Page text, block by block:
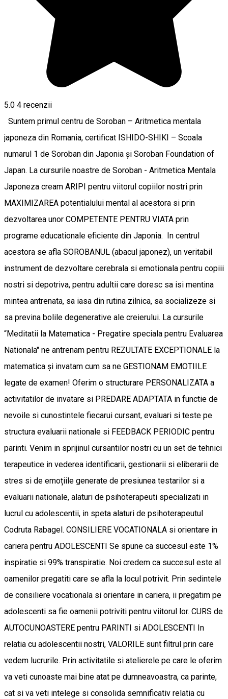
5.0 4 recenzii
Suntem primul centru de Soroban – Aritmetica mentala
japoneza din Romania, certificat ISHIDO-SHIKI – Scoala
numarul 1 de Soroban din Japonia și Soroban Foundation of
Japan. La cursurile noastre de Soroban - Aritmetica Mentala
Japoneza cream ARIPI pentru viitorul copiilor nostri prin
MAXIMIZAREA potentialului mental al acestora si prin
dezvoltarea unor COMPETENTE PENTRU VIATA prin
programe educationale eficiente din Japonia. In centrul
acestora se afla SOROBANUL (abacul japonez), un veritabil
instrument de dezvoltare cerebrala si emotionala pentru copiii
nostri si depotriva, pentru adultii care doresc sa isi mentina
mintea antrenata, sa iasa din rutina zilnica, sa socializeze si
sa previna bolile degenerative ale creierului. La cursurile
“Meditatii la Matematica - Pregatire speciala pentru Evaluarea
Nationala" ne antrenam pentru REZULTATE EXCEPTIONALE la
matematica și invatam cum sa ne GESTIONAM EMOTIILE
legate de examen! Oferim o structurare PERSONALIZATA a
activitatilor de invatare si PREDARE ADAPTATA in functie de
nevoile si cunostintele fiecarui cursant, evaluari si teste pe
structura evaluarii nationale si FEEDBACK PERIODIC pentru
parinti. Venim in sprijinul cursantilor nostri cu un set de tehnici
terapeutice in vederea identificarii, gestionarii si eliberarii de
stres si de emoțiile generate de presiunea testarilor si a
evaluarii nationale, alaturi de psihoterapeuti specializati in
lucrul cu adolescentii, in speta alaturi de psihoterapeutul
Codruta Rabagel. CONSILIERE VOCATIONALA si orientare in
cariera pentru ADOLESCENTI Se spune ca succesul este 1%
inspiratie si 99% transpiratie. Noi credem ca succesul este al
oamenilor pregatiti care se afla la locul potrivit. Prin sedintele
de consiliere vocationala si orientare in cariera, ii pregatim pe
adolescenti sa fie oamenii potriviti pentru viitorul lor. CURS de
AUTOCUNOASTERE pentru PARINTI si ADOLESCENTI In
relatia cu adolescentii nostri, VALORILE sunt filtrul prin care
vedem lucrurile. Prin activitatile si atelierele pe care le oferim
va veti cunoaste mai bine atat pe dumneavoastra, ca parinte,
cat si va veti intelege si consolida semnificativ relatia cu